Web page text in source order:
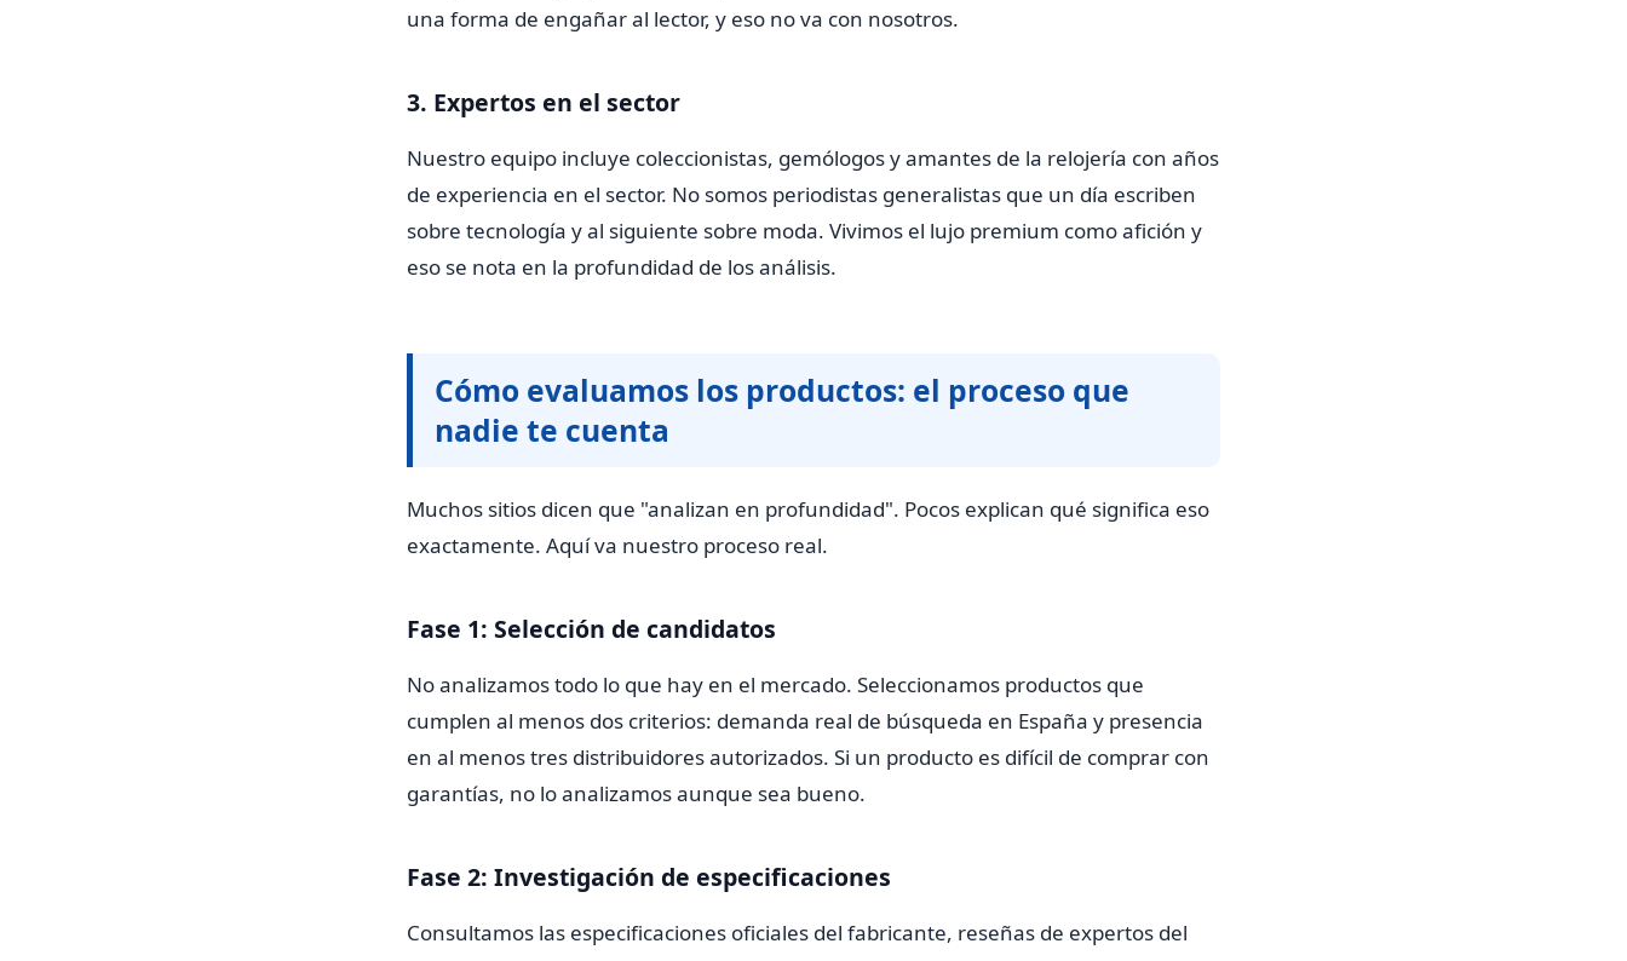
una forma de engañar al lector, y eso no va con nosotros.
3. Expertos en el sector
Nuestro equipo incluye coleccionistas, gemólogos y amantes de la relojería con años
de experiencia en el sector. No somos periodistas generalistas que un día escriben
sobre tecnología y al siguiente sobre moda. Vivimos el lujo premium como afición y
eso se nota en la profundidad de los análisis.
Cómo evaluamos los productos: el proceso que
nadie te cuenta
Muchos sitios dicen que "analizan en profundidad". Pocos explican qué significa eso
exactamente. Aquí va nuestro proceso real.
Fase 1: Selección de candidatos
No analizamos todo lo que hay en el mercado. Seleccionamos productos que
cumplen al menos dos criterios: demanda real de búsqueda en España y presencia
en al menos tres distribuidores autorizados. Si un producto es difícil de comprar con
garantías, no lo analizamos aunque sea bueno.
Fase 2: Investigación de especificaciones
Consultamos las especificaciones oficiales del fabricante, reseñas de expertos del